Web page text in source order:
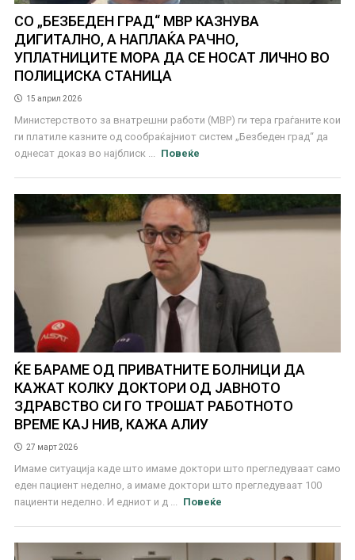
СО „БЕЗБЕДЕН ГРАД“ МВР КАЗНУВА
ДИГИТАЛНО, А НАПЛАЌА РАЧНО,
УПЛАТНИЦИТЕ МОРА ДА СЕ НОСАТ ЛИЧНО ВО
ПОЛИЦИСКА СТАНИЦА
15 април 2026
Министерството за внатрешни работи (МВР) ги тера граѓаните кои
ги платиле казните од сообраќајниот систем „Безбеден град“ да
однесат доказ во најблиск ...
Повеќе
ЌЕ БАРАМЕ ОД ПРИВАТНИТЕ БОЛНИЦИ ДА
КАЖАТ КОЛКУ ДОКТОРИ ОД ЈАВНОТО
ЗДРАВСТВО СИ ГО ТРОШАТ РАБОТНОТО
ВРЕМЕ КАЈ НИВ, КАЖА АЛИУ
27 март 2026
Имаме ситуација каде што имаме доктори што прегледуваат само
еден пациент неделно, а имаме доктори што прегледуваат 100
пациенти неделно. И едниот и д ...
Повеќе